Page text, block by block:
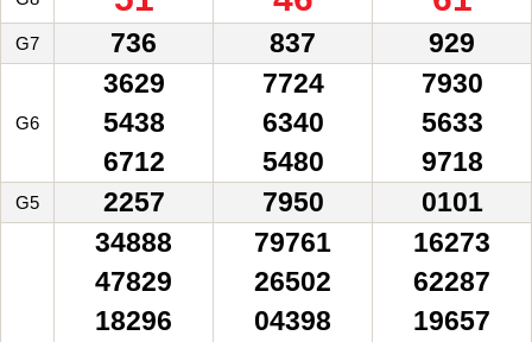
G7 736 837 929
G6
3629
5438
6712
7724
6340
5480
7930
5633
9718
G5 2257 7950 0101
34888
47829
18296
79761
26502
04398
16273
62287
19657